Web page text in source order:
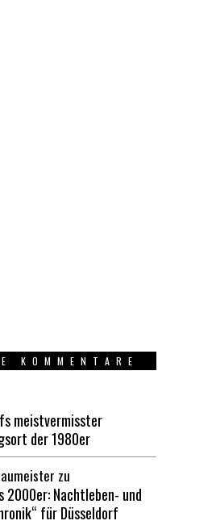
KOMMENTARE
meistvermisster
der 1980er
zu
2000er: Nachtleben- und
für Düsseldorf